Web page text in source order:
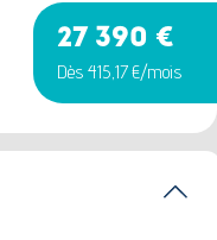
27 390 €
Dès 415,17 €/mois